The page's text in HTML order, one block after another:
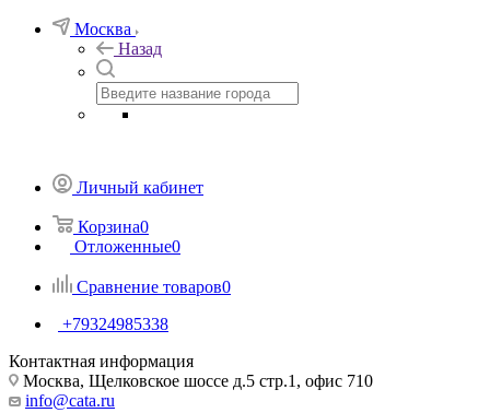
Москва
Назад
Личный кабинет
Корзина0
Отложенные0
Сравнение товаров0
+79324985338
Контактная информация
Москва, Щелковское шоссе д.5 стр.1, офис 710
info@cata.ru